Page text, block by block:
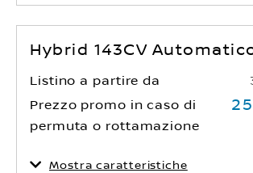
6,1 l/100 km
Potenza max totale
84 (114) kW(CV)
Hybrid 143CV
Listino a partire da
Prezzo promo in caso di
permuta o rottamazione
Mostra caratteristiche